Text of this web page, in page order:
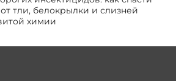
тли, белокрылки и слизней
химии